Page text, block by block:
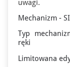
uwagi.
Mechanizm -
Typ
ręki
Limitowana